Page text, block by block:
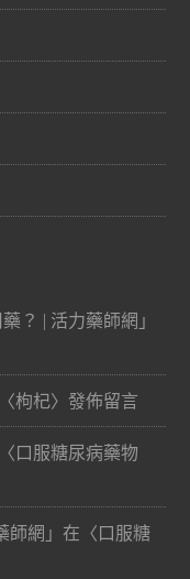
？ | 活力藥師網 」
枸杞〉發佈留言
口服糖尿病藥物
師網 」在〈口服糖